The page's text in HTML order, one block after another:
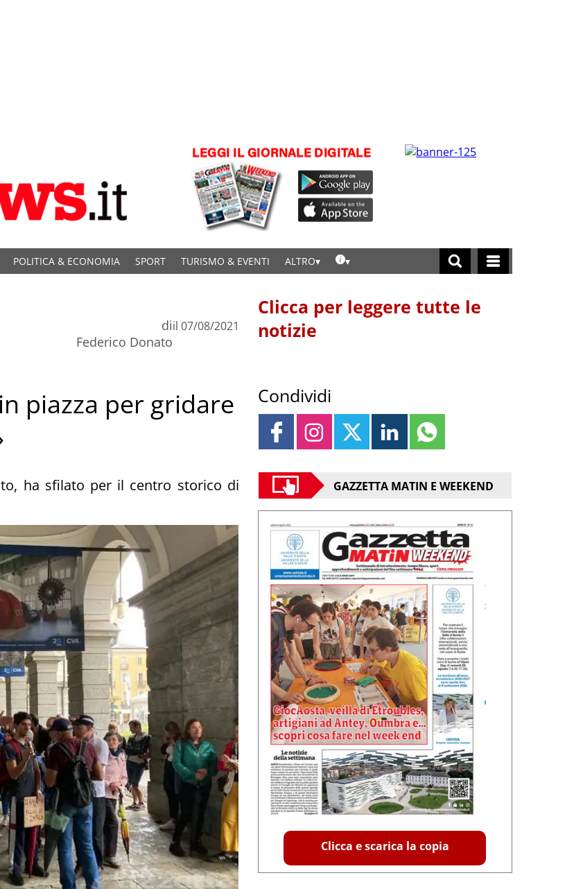
POLITICA & ECONOMIA SPORT TURISMO & EVENTI ALTRO
di
Federico Donato
il 07/08/2021
piazza per gridare
ha sfilato per il centro storico di
Clicca per leggere tutte le
notizie
Condividi
GAZZETTA MATIN E WEEKEND
Clicca e scarica la copia